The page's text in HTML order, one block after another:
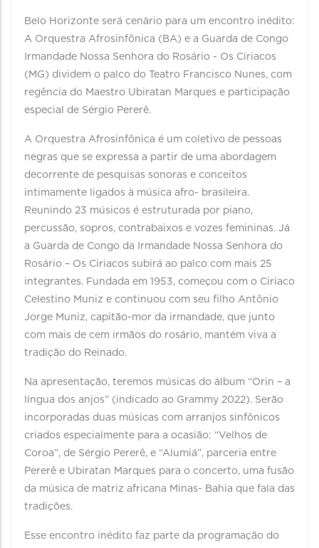
Belo Horizonte será cenário para um encontro inédito:
A Orquestra Afrosinfônica (BA) e a Guarda de Congo
Irmandade Nossa Senhora do Rosário - Os Ciriacos
(MG) dividem o palco do Teatro Francisco Nunes, com
regência do Maestro Ubiratan Marques e participação
especial de Sérgio Pererê.
A Orquestra Afrosinfônica é um coletivo de pessoas
negras que se expressa a partir de uma abordagem
decorrente de pesquisas sonoras e conceitos
intimamente ligados à música afro- brasileira.
Reunindo 23 músicos é estruturada por piano,
percussão, sopros, contrabaixos e vozes femininas. Já
a Guarda de Congo da Irmandade Nossa Senhora do
Rosário – Os Ciriacos subirá ao palco com mais 25
integrantes. Fundada em 1953, começou com o Ciriaco
Celestino Muniz e continuou com seu filho Antônio
Jorge Muniz, capitão-mor da irmandade, que junto
com mais de cem irmãos do rosário, mantém viva a
tradição do Reinado.
Na apresentação, teremos músicas do álbum “Orin – a
língua dos anjos” (indicado ao Grammy 2022). Serão
incorporadas duas músicas com arranjos sinfônicos
criados especialmente para a ocasião: “Velhos de
Coroa”, de Sérgio Pererê, e “Alumiá”, parceria entre
Pererê e Ubiratan Marques para o concerto, uma fusão
da música de matriz africana Minas- Bahia que fala das
tradições.
Esse encontro inédito faz parte da programação do